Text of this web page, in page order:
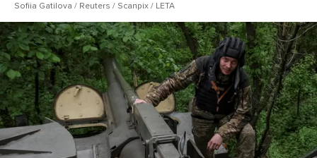
Sofiia Gatilova / Reuters / Scanpix / LETA